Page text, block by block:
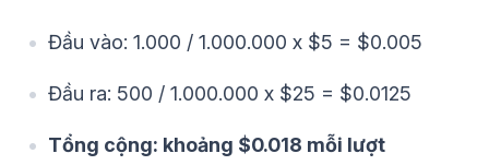
Đầu vào: 1.000 / 1.000.000 x $5 = $0.005
Đầu ra: 500 / 1.000.000 x $25 = $0.0125
Tổng cộng: khoảng $0.018 mỗi lượt